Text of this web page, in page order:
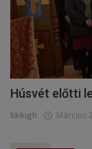
Húsvét előtti
bkkigh Március